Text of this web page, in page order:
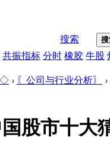
搜索
共振指标 分时 橡胶 牛股
◇ › 〖公司与行业分析〗
›
股市十大